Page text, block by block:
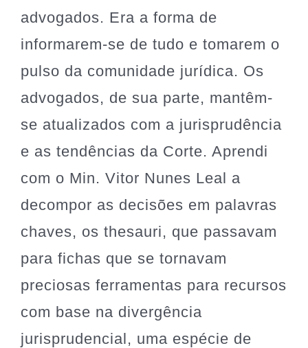
advogados. Era a forma de
informarem-se de tudo e tomarem o
pulso da comunidade jurídica. Os
advogados, de sua parte, mantêm-
se atualizados com a jurisprudência
e as tendências da Corte. Aprendi
com o Min. Vitor Nunes Leal a
decompor as decisões em palavras
chaves, os thesauri, que passavam
para fichas que se tornavam
preciosas ferramentas para recursos
com base na divergência
jurisprudencial, uma espécie de